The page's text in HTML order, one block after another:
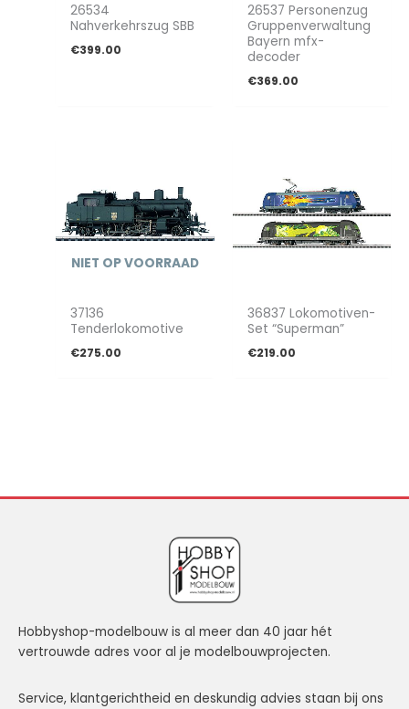
26534
Nahverkehrszug SBB
€399.00
26537 Personenzug
Gruppenverwaltung
Bayern mfx-
decoder
€369.00
NIET OP VOORRAAD
37136
Tenderlokomotive
€275.00
36837 Lokomotiven-
Set “Superman”
€219.00
Hobbyshop-modelbouw is al meer dan 40 jaar hét
vertrouwde adres voor al je modelbouwprojecten.
Service, klantgerichtheid en deskundig advies staan bij ons